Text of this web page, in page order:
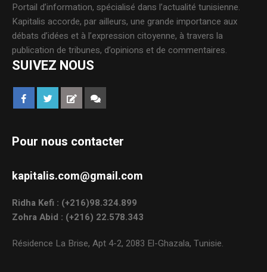
Portail d’information, spécialisé dans l’actualité tunisienne.
Kapitalis accorde, par ailleurs, une grande importance aux
débats d’idées et à l’expression citoyenne, à travers la
publication de tribunes, d’opinions et de commentaires.
SUIVEZ NOUS
Pour nous contacter
kapitalis.com@gmail.com
Ridha Kefi : (+216)98.324.899
Zohra Abid : (+216) 22.578.343
Résidence La Brise, Apt 4-2, 2083 El-Ghazala, Tunisie.